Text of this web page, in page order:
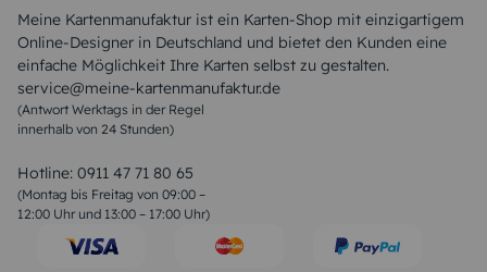
Meine Kartenmanufaktur ist ein Karten-Shop mit einzigartigem
Online-Designer in Deutschland und bietet den Kunden eine
einfache Möglichkeit Ihre Karten selbst zu gestalten.
service@meine-kartenmanufaktur.de
(Antwort Werktags in der Regel
innerhalb von 24 Stunden)
Hotline: 0911 47 71 80 65
(Montag bis Freitag von 09:00 –
12:00 Uhr und 13:00 – 17:00 Uhr)
FAQ
Liebeskummer Sprüche
Sommer Sprüche
Muttertagssprüche
Sprüche zur Hochzeit
Sprüche zur Konfirmation & Kommunion
Weihnachtsgedichte
Liebessprüche
Geburtstagssprüche
Trauersprüche
Konfirmation Glückwünsche